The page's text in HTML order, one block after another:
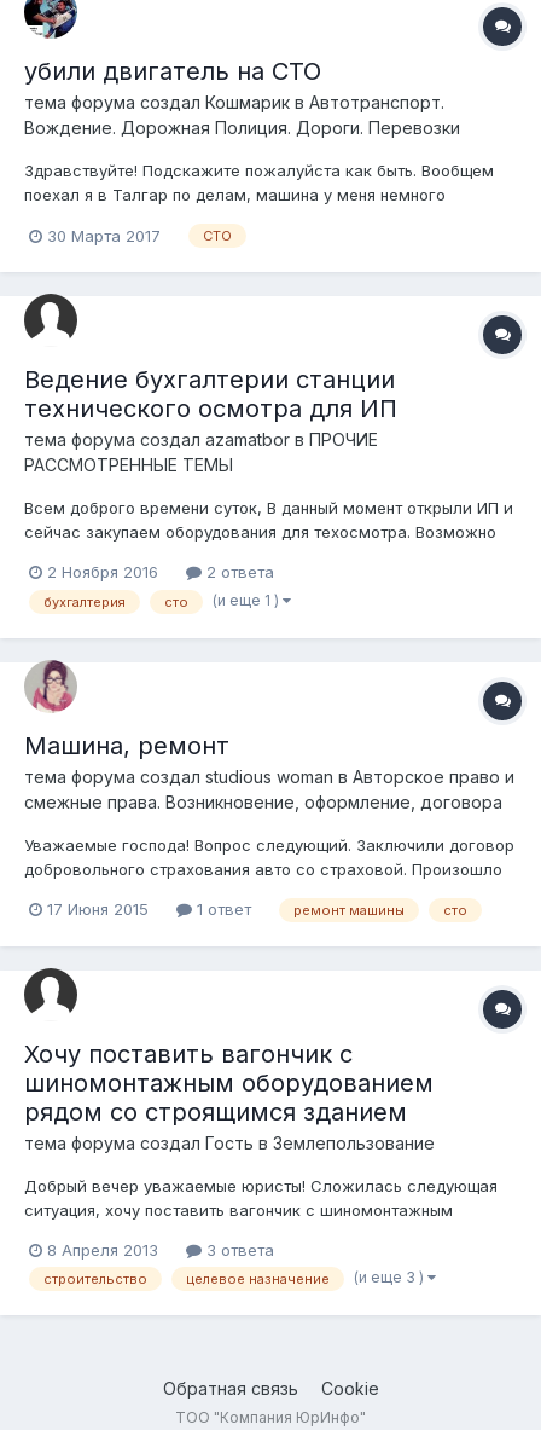
убили двигатель на СТО
тема форума создал Кошмарик в Автотранспорт.
Вождение. Дорожная Полиция. Дороги. Перевозки
Здравствуйте! Подскажите пожалуйста как быть. Вообщем
поехал я в Талгар по делам, машина у меня немного
масло съемных колпачков, ну вообщем оставил им
мне перезвонили сказали машина готов...
30 Марта 2017 СТО
Ведение бухгалтерии станции
технического осмотра для ИП
тема форума создал azamatbor в ПРОЧИЕ
РАССМОТРЕННЫЕ ТЕМЫ
Всем доброго времени суток, В данный момент открыли ИП и
сейчас закупаем оборудования для техосмотра. Возможно
аутсорсинга и программы 1С? Какие документы необходимо
вести, а также вопрос с точки зрения предоставления
2 Ноября 2016 2 ответа
бухгалтерия сто (и еще 1 )
Машина, ремонт
тема форума создал studious woman в Авторское право и
смежные права. Возникновение, оформление, договора
Уважаемые господа! Вопрос следующий. Заключили договор
добровольного страхования авто со страховой. Произошло
страхования, СТО от страхователя. Авто передали по
Будет трехсторонняя приемка. Пояс...
17 Июня 2015 1 ответ ремонт машины сто
Хочу поставить вагончик с
шиномонтажным оборудованием
рядом со строящимся зданием
тема форума создал Гость в Землепользование
Добрый вечер уважаемые юристы! Сложилась следующая
ситуация, хочу поставить вагончик с шиномонтажным
нем услуги шиномонтажа! Обрисую полную картину, я
оформлен как ИП, арендовал участок под строительство
8 Апреля 2013 3 ответа
строительство целевое назначение (и еще 3 )
Обратная связь Cookie
ТОО "Компания ЮрИнфо"